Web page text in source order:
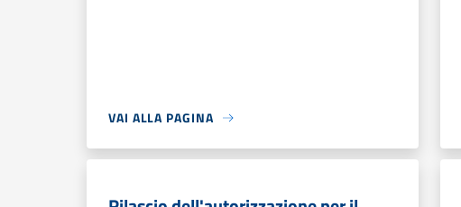
VAI ALLA PAGINA